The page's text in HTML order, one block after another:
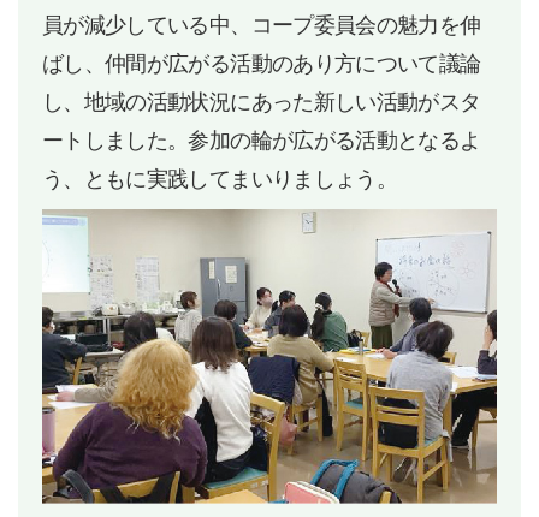
員が減少している中、コープ委員会の魅力を伸
ばし、仲間が広がる活動のあり方について議論
し、地域の活動状況にあった新しい活動がスタ
ートしました。参加の輪が広がる活動となるよ
う、ともに実践してまいりましょう。